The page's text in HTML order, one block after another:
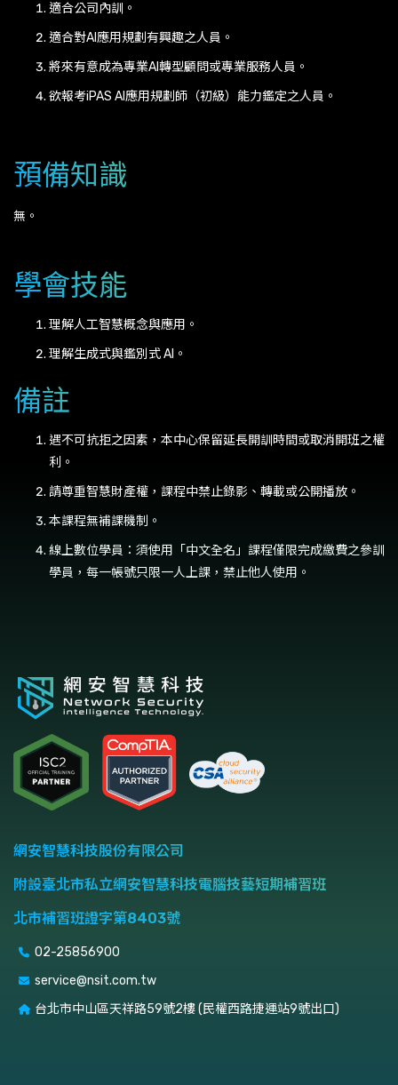
適合公司內訓。
適合對AI應用規劃有興趣之人員。
將來有意成為專業AI轉型顧問或專業服務人員。
欲報考iPAS AI應用規劃師（初級）能力鑑定之人員。
預備知識
無。
學會技能
理解人工智慧概念與應用。
理解生成式與鑑別式 AI。
備註
遇不可抗拒之因素，本中心保留延長開訓時間或取消開班之權
利。
請尊重智慧財產權，課程中禁止錄影、轉載或公開播放。
本課程無補課機制。
線上數位學員：須使用「中文全名」課程僅限完成繳費之參訓
學員，每一帳號只限一人上課，禁止他人使用。
網安智慧科技股份有限公司
附設臺北市私立網安智慧科技電腦技藝短期補習班
北市補習班證字第8403號
02-25856900
service@nsit.com.tw
台北市中山區天祥路59號2樓 (民權西路捷運站9號出口)